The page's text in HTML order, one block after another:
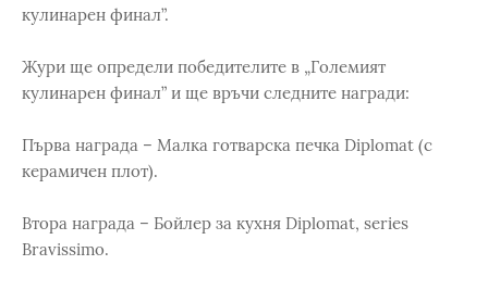
кулинарен финал”.
Жури ще определи победителите в „Големият
кулинарен финал” и ще връчи следните награди:
Първа награда – Малка готварска печка Diplomat (с
керамичен плот).
Втора награда – Бойлер за кухня Diplomat, series
Bravissimo.